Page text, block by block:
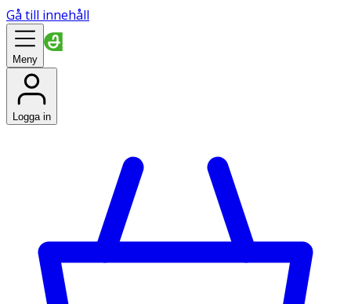
Gå till innehåll
Meny
Logga in